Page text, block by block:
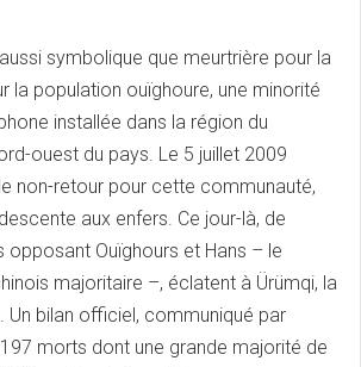
symbolique que meurtrière pour la
la population ouïghoure, une minorité
installée dans la région du
ouest du pays. Le 5 juillet 2009
non-retour pour cette communauté,
aux enfers. Ce jour-là, de
opposant Ouïghours et Hans – le
majoritaire –, éclatent à Ürümqi, la
Un bilan officiel, communiqué par
morts dont une grande majorité de